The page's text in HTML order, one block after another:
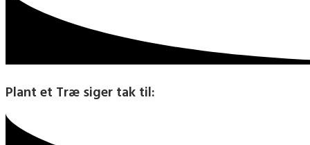
Plant et Træ siger tak til: